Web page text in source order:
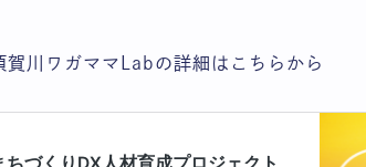
川ワガママLabの詳細はこちらから